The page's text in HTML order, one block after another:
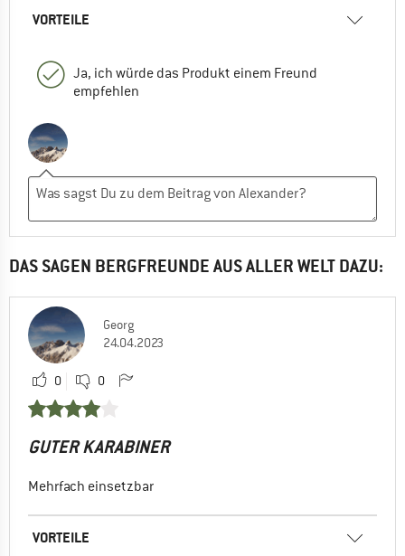
VORTEILE
Ja, ich würde das Produkt einem Freund
empfehlen
DAS SAGEN BERGFREUNDE AUS ALLER WELT DAZU:
Georg
24.04.2023
0 0
GUTER KARABINER
Mehrfach einsetzbar
VORTEILE